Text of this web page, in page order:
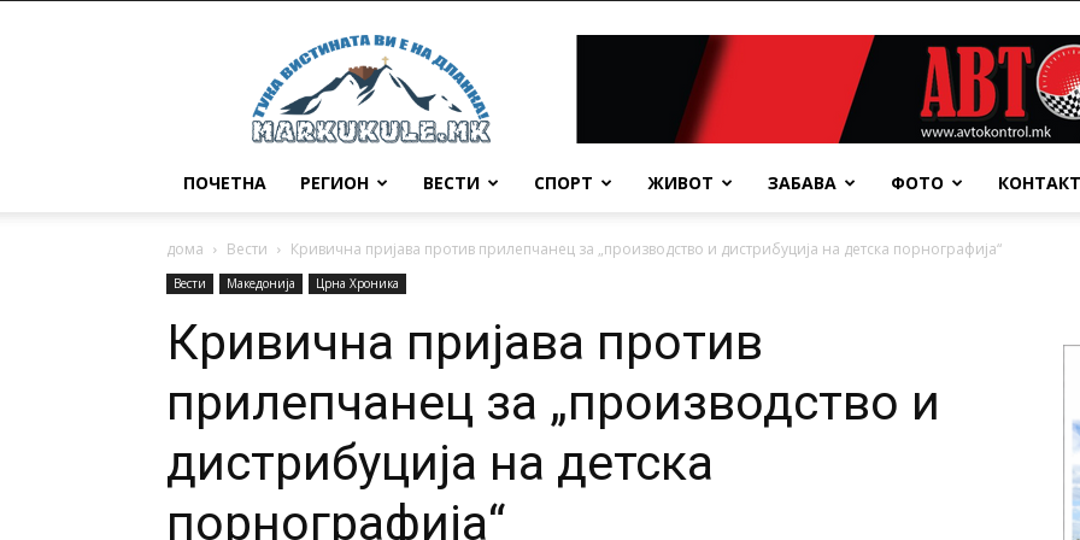
Маркукуле
ПОЧЕТНА РЕГИОН ВЕСТИ СПОРТ ЖИВОТ ЗАБАВА ФОТО КОНТАКТ
дома Вести Кривична пријава против прилепчанец за „производство и дистрибуција на детска порнографија“
Вести Македонија Црна Хроника
Кривична пријава против
прилепчанец за „производство и
дистрибуција на детска
порнографија“